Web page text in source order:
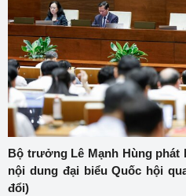
Bộ trưởng Lê Mạnh Hùng phát
nội dung đại biểu Quốc hội
đổi)